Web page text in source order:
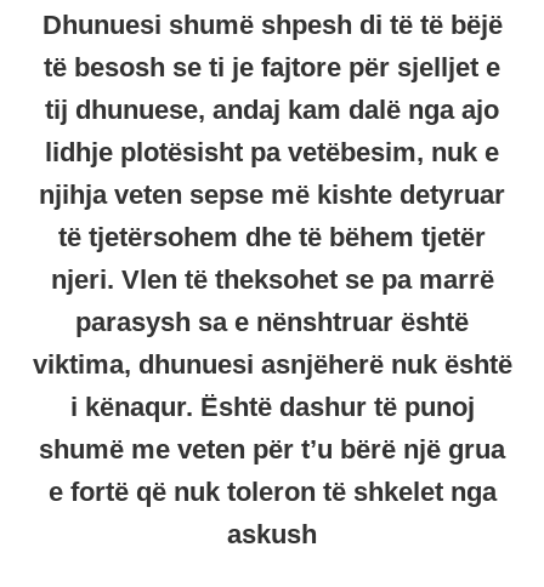
Dhunuesi shumë shpesh di të të bëjë
të besosh se ti je fajtore për sjelljet e
tij dhunuese, andaj kam dalë nga ajo
lidhje plotësisht pa vetëbesim, nuk e
njihja veten sepse më kishte detyruar
të tjetërsohem dhe të bëhem tjetër
njeri. Vlen të theksohet se pa marrë
parasysh sa e nënshtruar është
viktima, dhunuesi asnjëherë nuk është
i kënaqur. Është dashur të punoj
shumë me veten për t’u bërë një grua
e fortë që nuk toleron të shkelet nga
askush